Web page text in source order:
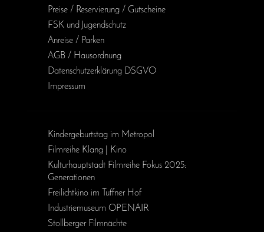
Preise / Reservierung / Gutscheine
FSK und Jugendschutz
Anreise / Parken
AGB / Haus­ordnung
Daten­schutz­erklärung DSGVO
Impressum
Kinder­geburts­tag im Metropol
Filmreihe Klang | Kino
Kulturhauptstadt Filmreihe Fokus 2025:
Generationen
Freilichtkino im Tuffner Hof
Industriemuseum OPENAIR
Stollberger Filmnächte